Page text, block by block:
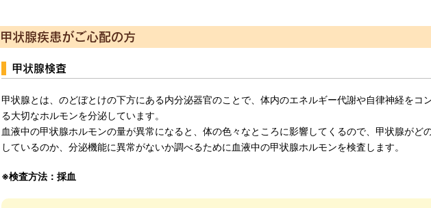
甲状腺疾患がご心配の方
甲状腺検査
甲状腺とは、のどぼとけの下方にある内分泌器官のことで、体内のエネルギー代謝や自律神経をコ
る大切なホルモンを分泌しています。
血液中の甲状腺ホルモンの量が異常になると、体の色々なところに影響してくるので、甲状腺がど
しているのか、分泌機能に異常がないか調べるために血液中の甲状腺ホルモンを検査します。
※検査方法：採血